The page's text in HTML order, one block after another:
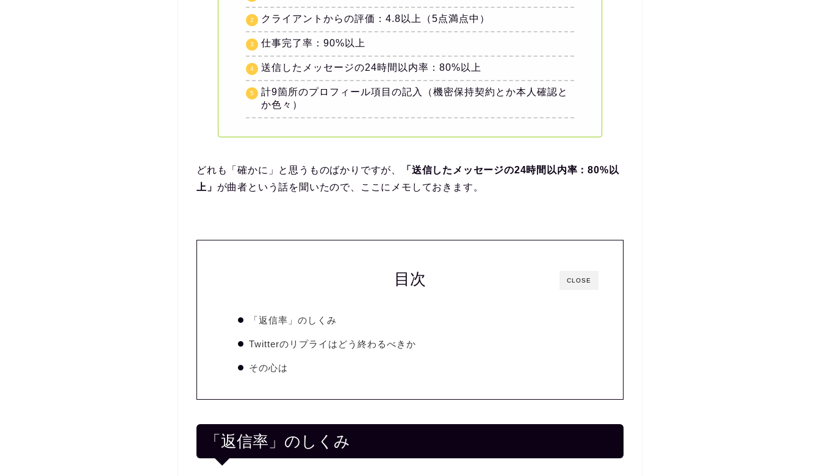
クライアントからの評価：4.8以上（5点満点中）
仕事完了率：90%以上
送信したメッセージの24時間以内率：80%以上
計9箇所のプロフィール項目の記入（機密保持契約とか本人確認と
か色々）
どれも「確かに」と思うものばかりですが、
「送信したメッセージの24時間以内率：80%以
上」 が曲者という話を聞いたので、ここにメモしておきます。
CLOSE
目次
「返信率」のしくみ
Twitterのリプライはどう終わるべきか
その心は
「返信率」のしくみ